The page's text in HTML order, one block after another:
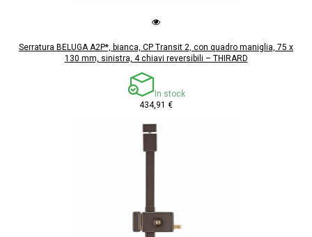
Serratura BELUGA A2P*, bianca, CP Transit 2, con quadro maniglia, 75 x
130 mm, sinistra, 4 chiavi reversibili – THIRARD
In stock
434,91 €